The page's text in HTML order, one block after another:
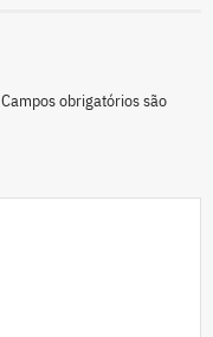
Campos obrigatórios são